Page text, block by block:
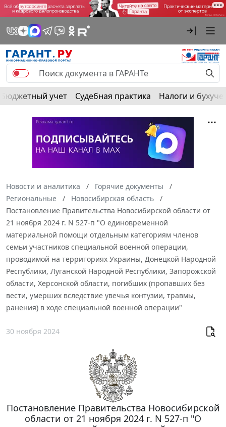
Бюджетный учет Судебная практика Налоги и
Новости и аналитика
Горячие документы
Региональные
Новосибирская область
Постановление Правительства Новосибирской области от
21 ноября 2024 г. N 527-п "О единовременной
материальной помощи отдельным категориям членов
семьи участников специальной военной операции,
проводимой на территориях Украины, Донецкой Народной
Республики, Луганской Народной Республики, Запорожской
области, Херсонской области, погибших (пропавших без
вести, умерших вследствие увечья контузии, травмы,
ранения) в ходе специальной военной операции"
30 ноября 2024
Постановление Правительства Новосибирской
области от 21 ноября 2024 г. N 527-п "О